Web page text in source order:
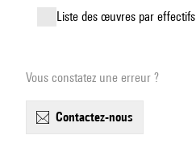
liste des œuvres par effectifs
Vous constatez une erreur ?
contactez-nous